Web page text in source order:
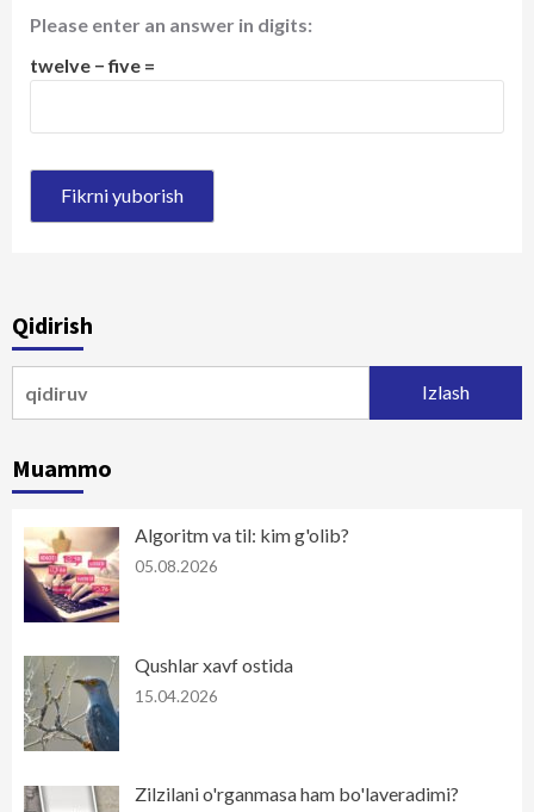
Please enter an answer in digits:
twelve − five =
Qidirish
Muammo
Algoritm va til: kim g'olib?
05.08.2026
Qushlar xavf ostida
15.04.2026
Zilzilani o'rganmasa ham bo'laveradimi?